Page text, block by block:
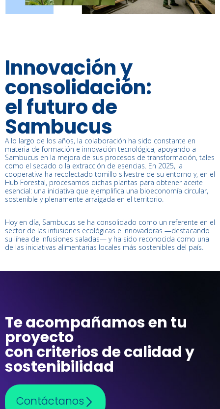
Innovación y
consolidación:
el futuro de
Sambucus
A lo largo de los años, la colaboración ha sido constante en
materia de formación e innovación tecnológica, apoyando a
Sambucus en la mejora de sus procesos de transformación, tales
como el secado o la extracción de esencias. En 2025, la
cooperativa ha recolectado tomillo silvestre de su entorno y, en el
Hub Forestal, procesamos dichas plantas para obtener aceite
esencial: una iniciativa que ejemplifica una bioeconomía circular,
sostenible y plenamente arraigada en el territorio.
Hoy en día, Sambucus se ha consolidado como un referente en el
sector de las infusiones ecológicas e innovadoras —destacando
su línea de infusiones saladas— y ha sido reconocida como una
de las iniciativas alimentarias locales más sostenibles del país.
Te acompañamos en tu
proyecto
con criterios de calidad y
sostenibilidad
Contáctanos